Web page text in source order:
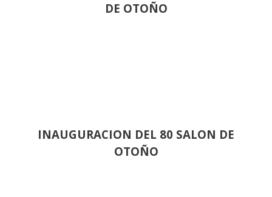
DE OTOÑO
INAUGURACION DEL 80 SALON DE
OTOÑO